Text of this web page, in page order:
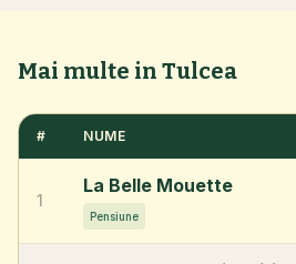
Mai multe in Tulcea
# NUME
1
La Belle Mouette
Pensiune